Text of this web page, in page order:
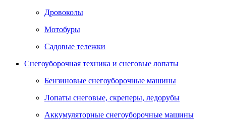
Дровоколы
Мотобуры
Садовые тележки
Снегоуборочная техника и снеговые лопаты
Бензиновые снегоуборочные машины
Лопаты снеговые, скреперы, ледорубы
Аккумуляторные снегоуборочные машины